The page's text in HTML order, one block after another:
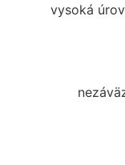
vysoká